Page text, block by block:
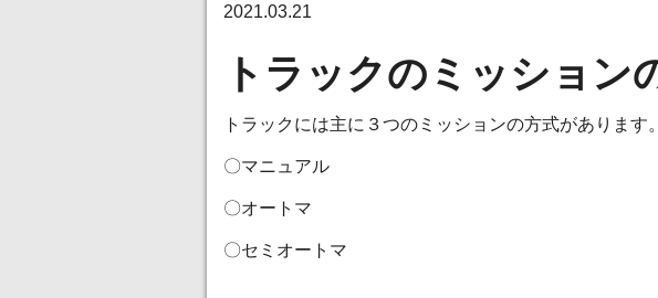
2021.03.21
トラックのミッション
トラックには主に３つのミッションの方式があります。
〇マニュアル
〇オートマ
〇セミオートマ